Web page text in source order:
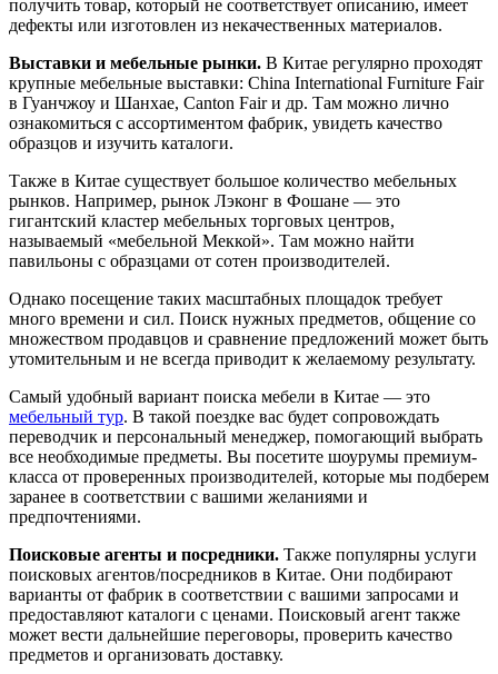
получить товар, который не соответствует описанию, имеет
дефекты или изготовлен из некачественных материалов.
Выставки и мебельные рынки. В Китае регулярно проходят
крупные мебельные выставки: China International Furniture Fair
в Гуанчжоу и Шанхае, Canton Fair и др. Там можно лично
ознакомиться с ассортиментом фабрик, увидеть качество
образцов и изучить каталоги.
Также в Китае существует большое количество мебельных
рынков. Например, рынок Лэконг в Фошане — это
гигантский кластер мебельных торговых центров,
называемый «мебельной Меккой». Там можно найти
павильоны с образцами от сотен производителей.
Однако посещение таких масштабных площадок требует
много времени и сил. Поиск нужных предметов, общение со
множеством продавцов и сравнение предложений может быть
утомительным и не всегда приводит к желаемому результату.
Самый удобный вариант поиска мебели в Китае — это
мебельный тур. В такой поездке вас будет сопровождать
переводчик и персональный менеджер, помогающий выбрать
все необходимые предметы. Вы посетите шоурумы премиум-
класса от проверенных производителей, которые мы подберем
заранее в соответствии с вашими желаниями и
предпочтениями.
Поисковые агенты и посредники. Также популярны услуги
поисковых агентов/посредников в Китае. Они подбирают
варианты от фабрик в соответствии с вашими запросами и
предоставляют каталоги с ценами. Поисковый агент также
может вести дальнейшие переговоры, проверить качество
предметов и организовать доставку.